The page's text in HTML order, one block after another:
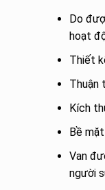
Do
hoạt
Thiết
Thuận
Kích
Bề
Van
người